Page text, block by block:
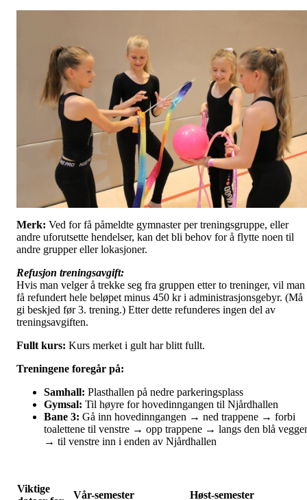
Merk: Ved for få påmeldte gymnaster per treningsgruppe, eller
andre uforutsette hendelser, kan det bli behov for å flytte noen til
andre grupper eller lokasjoner.
Refusjon treningsavgift:
Hvis man velger å trekke seg fra gruppen etter to treninger, vil man
få refundert hele beløpet minus 450 kr i administrasjonsgebyr. (Må
gi beskjed før 3. trening.) Etter dette refunderes ingen del av
treningsavgiften.
Fullt kurs: Kurs merket i gult har blitt fullt.
Treningene foregår på:
Samhall: Plasthallen på nedre parkeringsplass
Gymsal: Til høyre for hovedinngangen til Njårdhallen
Bane 3: Gå inn hovedinngangen → ned trappene → forbi
toalettene til venstre → opp trappene → langs den blå
→ til venstre inn i enden av Njårdhallen
Viktige
Vår-semester Høst-semester